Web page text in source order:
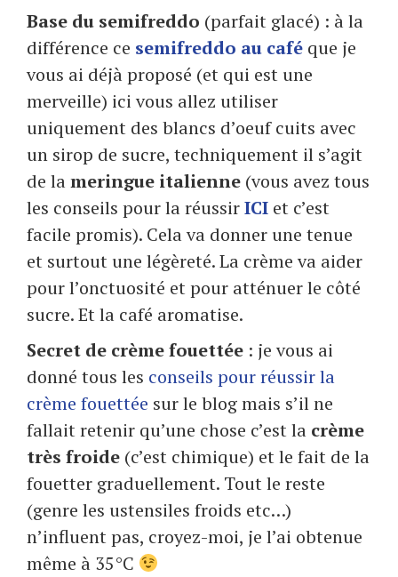
Base du semifreddo (parfait glacé) : à la
différence ce semifreddo au café que je
vous ai déjà proposé (et qui est une
merveille) ici vous allez utiliser
uniquement des blancs d’oeuf cuits avec
un sirop de sucre, techniquement il s’agit
de lameringue italienne (vous avez tous
les conseils pour la réussirICI et c’est
facile promis). Cela va donner une tenue
et surtout une légèreté. La crème va aider
pour l’onctuosité et pour atténuer le côté
sucre. Et la café aromatise.
Secret de crème fouettée : je vous ai
donné tous les conseils pour réussir la
crème fouettée sur le blog mais s’il ne
fallait retenir qu’une chose c’est la crème
très froide (c’est chimique) et le fait de la
fouetter graduellement. Tout le reste
(genre les ustensiles froids etc…)
n’influent pas, croyez-moi, je l’ai obtenue
même à 35°C